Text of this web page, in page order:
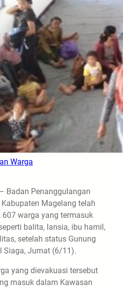
Warga
Badan Penanggulangan
Magelang telah
warga yang termasuk
balita, lansia, ibu hamil,
setelah status Gunung
Siaga, Jumat (6/11).
yang dievakuasi tersebut
masuk dalam Kawasan